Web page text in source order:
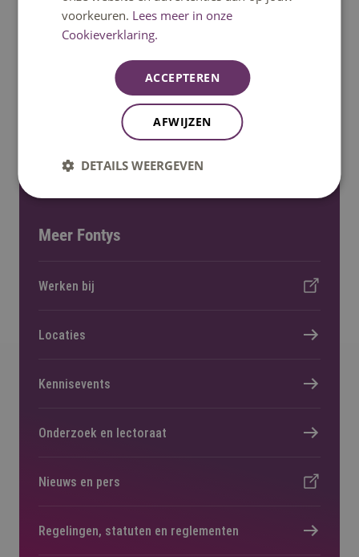
Open dagen
Informatie voor nieuwe studenten
Meer Fontys
Werken bij
Locaties
Kennisevents
Onderzoek en lectoraat
Nieuws en pers
Regelingen, statuten en reglementen
voorkeuren. Lees meer in onze
Cookieverklaring.
ACCEPTEREN
AFWIJZEN
DETAILS WEERGEVEN